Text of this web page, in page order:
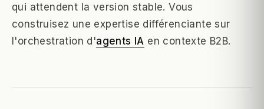
qui attendent la version stable. Vous
construisez une expertise différenciante sur
l'orchestration d'agents IA en contexte B2B.